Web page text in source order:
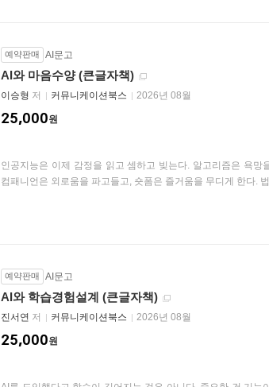
예약판매 AI문고
AI와 마음수양 (큰글자책)
이승형 저 커뮤니케이션북스 2026년 08월
25,000원
인공지능은 이제 감정을 읽고 셈하고 빚는다. 알고리즘은 욕
컴패니언은 외로움을 파고들고, 숏폼은 즐거움을 무디게 한다.
예약판매 AI문고
AI와 학습경험설계 (큰글자책)
진서연 저 커뮤니케이션북스 2026년 08월
25,000원